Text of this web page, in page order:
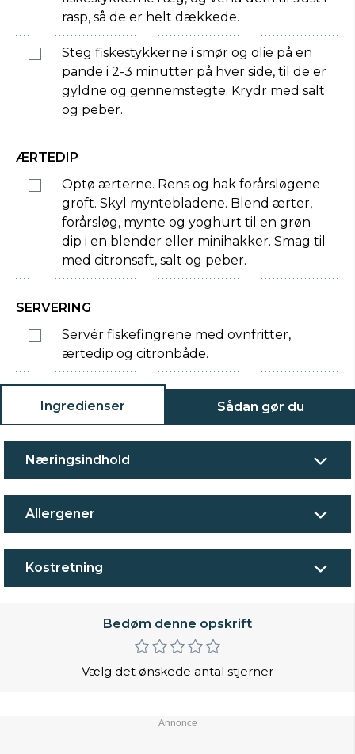
rasp, så de er helt dækkede.
Steg fiskestykkerne i smør og olie på en
pande i 2-3 minutter på hver side, til de er
gyldne og gennemstegte. Krydr med salt
og peber.
ÆRTEDIP
Optø ærterne. Rens og hak forårsløgene
groft. Skyl myntebladene. Blend ærter,
forårsløg, mynte og yoghurt til en grøn
dip i en blender eller minihakker. Smag til
med citronsaft, salt og peber.
SERVERING
Servér fiskefingrene med ovnfritter,
ærtedip og citronbåde.
Ingredienser Sådan gør du
Næringsindhold
Allergener
Kostretning
Bedøm denne opskrift
Vælg det ønskede antal stjerner